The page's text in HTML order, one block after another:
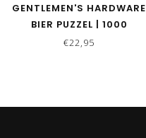
GENTLEMEN'S HARDWARE
BIER PUZZEL | 1000
STUKJES
€22,95